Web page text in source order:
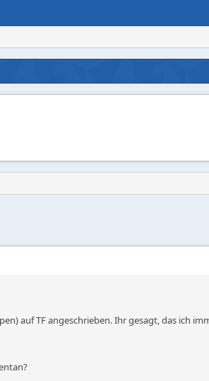
auf TF angeschrieben. Ihr gesagt, das ich